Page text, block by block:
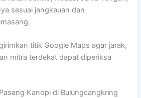
sesuai jangkauan dan
titik Google Maps agar jarak,
mitra terdekat dapat diperiksa
Kanopi di Bulungcangkring